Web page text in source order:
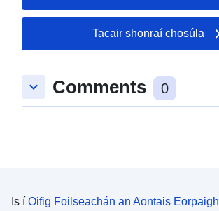
Tacair shonraí chosúla
keyboard_arrow_down Comments 0
Is í Oifig Foilseachán an Aontais Eorpaigh